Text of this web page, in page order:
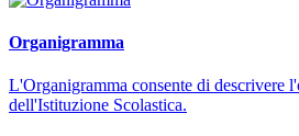
Organigramma
L'Organigramma consente di descrivere
dell'Istituzione Scolastica.